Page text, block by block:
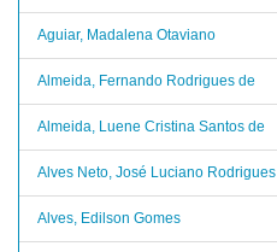
Aguiar, Madalena Otaviano
Almeida, Fernando Rodrigues de
Almeida, Luene Cristina Santos de
Alves Neto, José Luciano Rodrigues
Alves, Edilson Gomes